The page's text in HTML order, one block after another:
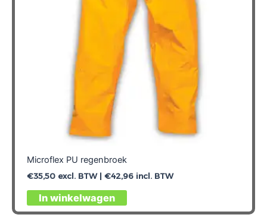
Microflex PU regenbroek
€35,50excl. BTW | €42,96incl. BTW
In winkelwagen
Dit
product